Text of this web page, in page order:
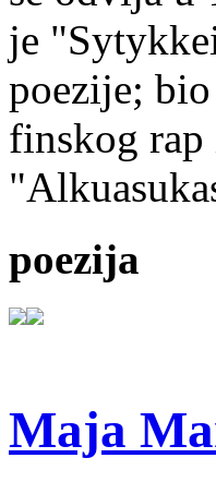
je
poezije;
finskog rap
poezija
Maja